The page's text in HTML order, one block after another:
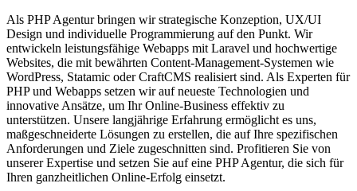
Als PHP Agentur bringen wir strategische Konzeption, UX/UI
Design und individuelle Programmierung auf den Punkt. Wir
entwickeln leistungsfähige Webapps mit Laravel und hochwertige
Websites, die mit bewährten Content-Management-Systemen wie
WordPress, Statamic oder CraftCMS realisiert sind. Als Experten für
PHP und Webapps setzen wir auf neueste Technologien und
innovative Ansätze, um Ihr Online-Business effektiv zu
unterstützen. Unsere langjährige Erfahrung ermöglicht es uns,
maßgeschneiderte Lösungen zu erstellen, die auf Ihre spezifischen
Anforderungen und Ziele zugeschnitten sind. Profitieren Sie von
unserer Expertise und setzen Sie auf eine PHP Agentur, die sich für
Ihren ganzheitlichen Online-Erfolg einsetzt.